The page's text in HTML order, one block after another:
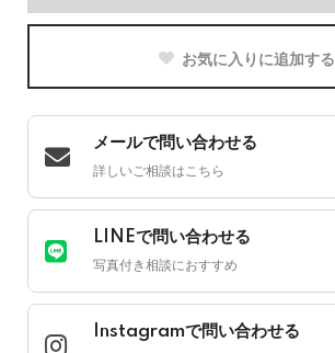
お気に入りに追加する
メールで問い合わせる
詳しいご相談はこちら
LINEで問い合わせる
写真付き相談におすすめ
Instagramで問い合わせる